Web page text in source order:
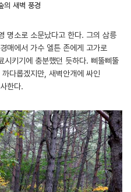
의 새벽 풍경
명소로 소문났다고 한다. 그의 삼릉
매에서 가수 엘튼 존에게 고가로
시키기에 충분했던 듯하다. 삐뚤삐뚤
다롭겠지만, 새벽안개에 싸인
한다.